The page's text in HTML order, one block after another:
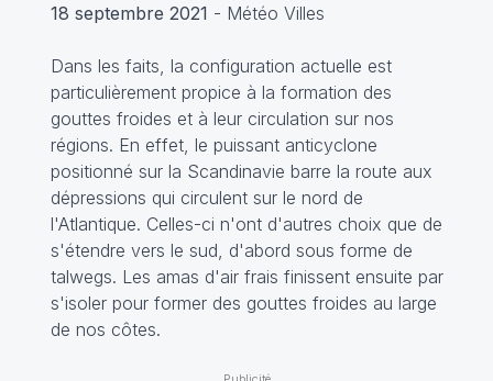
18 septembre 2021 - Météo Villes
Dans les faits, la configuration actuelle est
particulièrement propice à la formation des
gouttes froides et à leur circulation sur nos
régions. En effet, le puissant anticyclone
positionné sur la Scandinavie barre la route aux
dépressions qui circulent sur le nord de
l'Atlantique. Celles-ci n'ont d'autres choix que de
s'étendre vers le sud, d'abord sous forme de
talwegs. Les amas d'air frais finissent ensuite par
s'isoler pour former des gouttes froides au large
de nos côtes.